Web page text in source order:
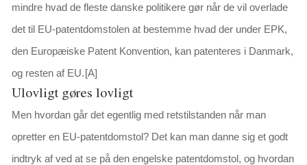
mindre hvad de fleste danske politikere gør når de vil overlade
det til EU-patentdomstolen at bestemme hvad der under EPK,
den Europæiske Patent Konvention, kan patenteres i Danmark,
og resten af EU.[A]
Ulovligt gøres lovligt
Men hvordan går det egentlig med retstilstanden når man
opretter en EU-patentdomstol? Det kan man danne sig et godt
indtryk af ved at se på den engelske patentdomstol, og hvordan